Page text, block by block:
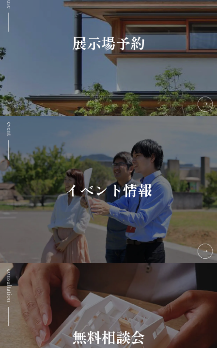
展示場予約
イベント情報
無料相談会